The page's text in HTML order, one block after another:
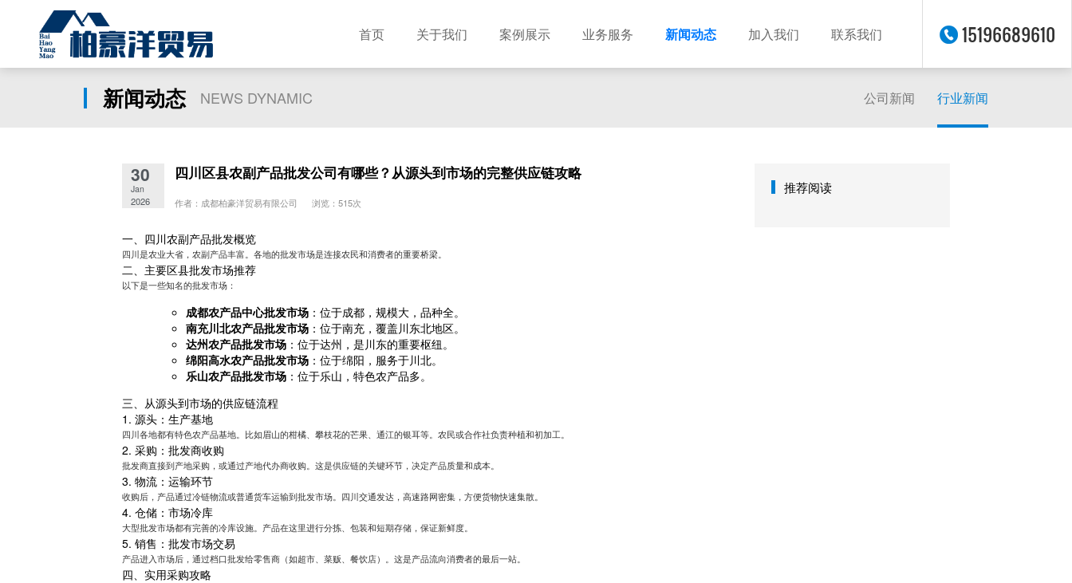
首页 关于我们 案例展示 业务服务 新闻动态 加入我们 联系我们 15196689610
新闻动态 NEWS DYNAMIC 公司新闻 行业新闻
30
Jan
2026
四川区县农副产品批发公司有哪些？从源头到市场的完整供应链攻略
作者：成都柏豪洋贸易有限公司 浏览：515次
一、四川农副产品批发概览
四川是农业大省，农副产品丰富。各地的批发市场是连接农民和消费者的重要桥梁。
二、主要区县批发市场推荐
以下是一些知名的批发市场：
成都农产品中心批发市场 ：位于成都，规模大，品种全。
南充川北农产品批发市场 ：位于南充，覆盖川东北地区。
达州农产品批发市场 ：位于达州，是川东的重要枢纽。
绵阳高水农产品批发市场 ：位于绵阳，服务于川北。
乐山农产品批发市场 ：位于乐山，特色农产品多。
三、从源头到市场的供应链流程
1. 源头：生产基地
四川各地都有特色农产品基地。比如眉山的柑橘、攀枝花的芒果、通江的银耳等。农民或合作社负责种植和初加工。
2. 采购：批发商收购
批发商直接到产地采购，或通过产地代办商收购。这是供应链的关键环节，决定产品质量和成本。
3. 物流：运输环节
收购后，产品通过冷链物流或普通货车运输到批发市场。四川交通发达，高速路网密集，方便货物快速集散。
4. 仓储：市场冷库
大型批发市场都有完善的冷库设施。产品在这里进行分拣、包装和短期存储，保证新鲜度。
5. 销售：批发市场交易
产品进入市场后，通过档口批发给零售商（如超市、菜贩、餐饮店）。这是产品流向消费者的最后一站。
四、实用采购攻略
推荐阅读